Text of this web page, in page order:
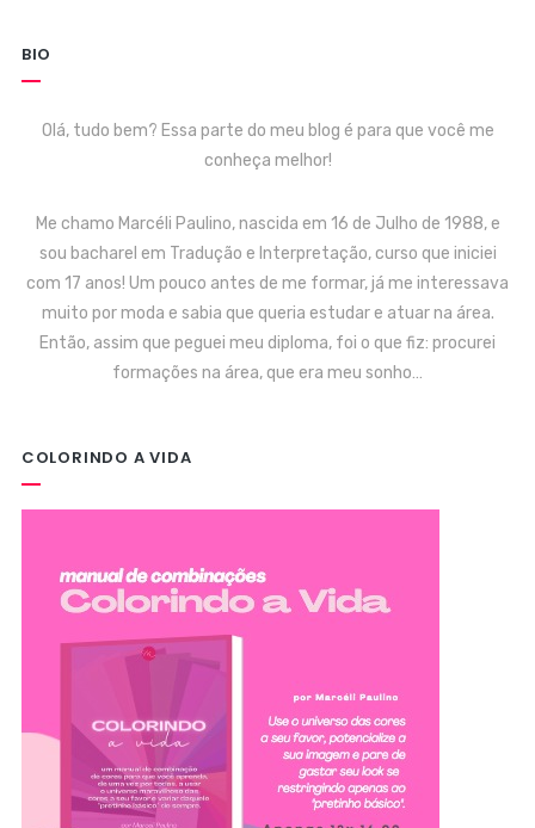
BIO
Olá, tudo bem? Essa parte do meu blog é para que você me
conheça melhor!
Me chamo Marcéli Paulino, nascida em 16 de Julho de 1988, e
sou bacharel em Tradução e Interpretação, curso que iniciei
com 17 anos! Um pouco antes de me formar, já me interessava
muito por moda e sabia que queria estudar e atuar na área.
Então, assim que peguei meu diploma, foi o que fiz: procurei
formações na área, que era meu sonho…
COLORINDO A VIDA